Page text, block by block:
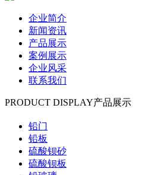
企业简介
新闻资讯
产品展示
案例展示
企业风采
联系我们
PRODUCT DISPLAY产品展示
铅门
铅板
硫酸钡砂
硫酸钡板